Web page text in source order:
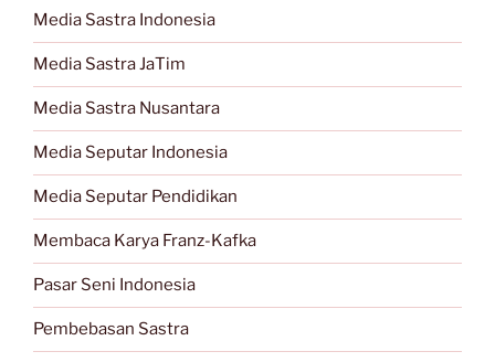
Media Sastra Indonesia
Media Sastra JaTim
Media Sastra Nusantara
Media Seputar Indonesia
Media Seputar Pendidikan
Membaca Karya Franz-Kafka
Pasar Seni Indonesia
Pembebasan Sastra